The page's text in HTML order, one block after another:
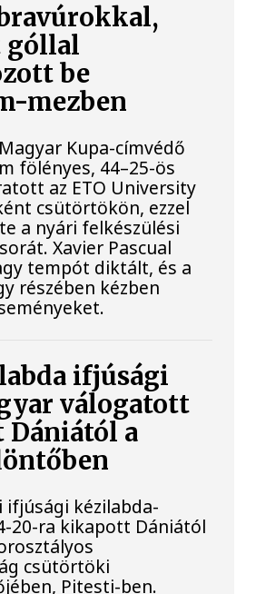
góllal
be
mezben
Kupa-címvédő
fölényes, 44–25-ös
az ETO University
csütörtökön, ezzel
a nyári felkészülési
Xavier Pascual
tempót diktált, és a
részében kézben
ifjúsági
válogatott
a
ifjúsági kézilabda-
20-ra kikapott Dániától
csütörtöki
Pitesti-ben.